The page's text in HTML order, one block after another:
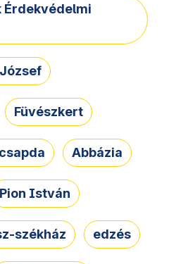
Érdekvédelmi
Füvészkert
Abbázia
Pion István
székház edzés